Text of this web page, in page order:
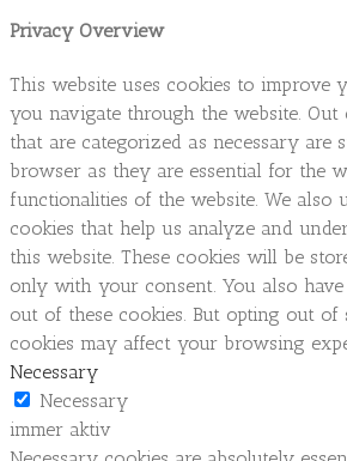
Privacy Overview
This website uses cookies to improve
you navigate through the website. Out
that are categorized as necessary are
browser as they are essential for the
functionalities of the website. We also
cookies that help us analyze and
this website. These cookies will be
only with your consent. You also
out of these cookies. But opting out of
cookies may affect your browsing
Necessary
Necessary
immer aktiv